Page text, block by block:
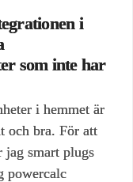
i
som inte har
i hemmet är
och bra. För att
jag smart plugs
powercalc